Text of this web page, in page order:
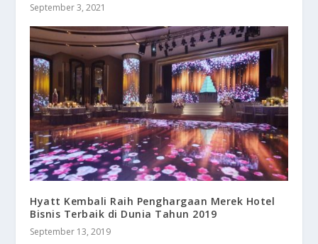
September 3, 2021
Hyatt Kembali Raih Penghargaan Merek Hotel
Bisnis Terbaik di Dunia Tahun 2019
September 13, 2019